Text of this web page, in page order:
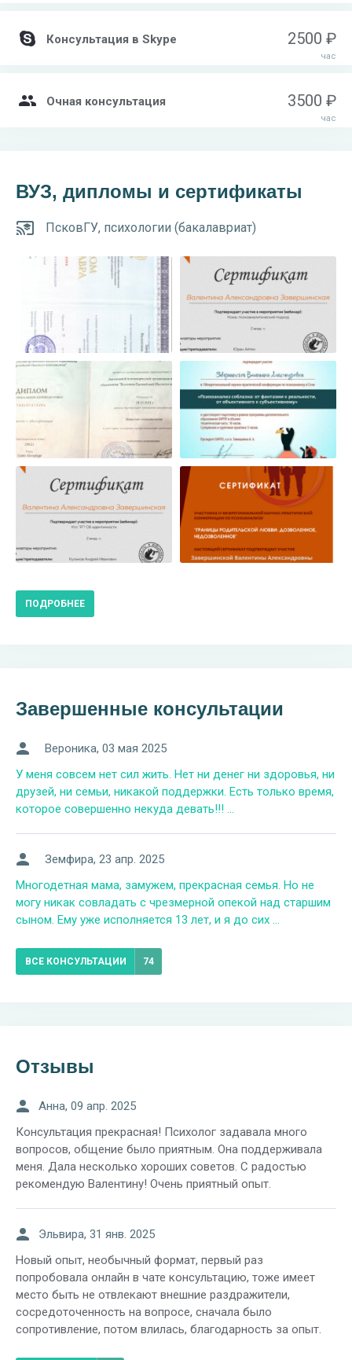
Консультация в Skype 2500 ₽
час
Очная консультация 3500 ₽
час
ВУЗ, дипломы и сертификаты
ПсковГУ, психологии (бакалавриат)
ПОДРОБНЕЕ
Завершенные консультации
Вероника, 03 мая 2025
У меня совсем нет сил жить. Нет ни денег ни здоровья, ни
друзей, ни семьи, никакой поддержки. Есть только время,
которое совершенно некуда девать!!! ...
Земфира, 23 апр. 2025
Многодетная мама, замужем, прекрасная семья. Но не
могу никак совладать с чрезмерной опекой над старшим
сыном. Ему уже исполняется 13 лет, и я до сих ...
ВСЕ КОНСУЛЬТАЦИИ 74
Отзывы
Анна, 09 апр. 2025
Консультация прекрасная! Психолог задавала много
вопросов, общение было приятным. Она поддерживала
меня. Дала несколько хороших советов. С радостью
рекомендую Валентину! Очень приятный опыт.
Эльвира, 31 янв. 2025
Новый опыт, необычный формат, первый раз
попробовала онлайн в чате консультацию, тоже имеет
место быть не отвлекают внешние раздражители,
сосредоточенность на вопросе, сначала было
сопротивление, потом влилась, благодарность за опыт.